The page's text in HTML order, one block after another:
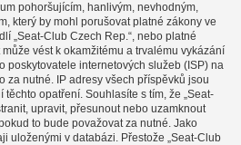
pohoršujícím, hanlivým, nevhodným,
který by mohl porušovat platné zákony ve
„Seat-Club Czech Rep.“, nebo platné
vést k okamžitému a trvalému vykázání
poskytovatele internetových služeb (ISP) na
za nutné. IP adresy všech příspěvků jsou
opatření. Souhlasíte s tím, že „Seat-
upravit, přesunout nebo uzamknout
to bude považovat za nutné. Jako
uloženými v databázi. Přestože „Seat-Club